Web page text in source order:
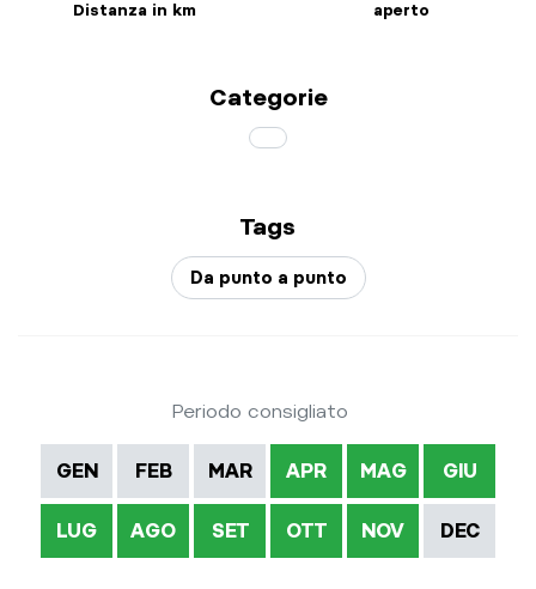
Distanza in km aperto
Categorie
Tags
Da punto a punto
Periodo consigliato
GEN FEB MAR APR MAG GIU
LUG AGO SET OTT NOV DEC